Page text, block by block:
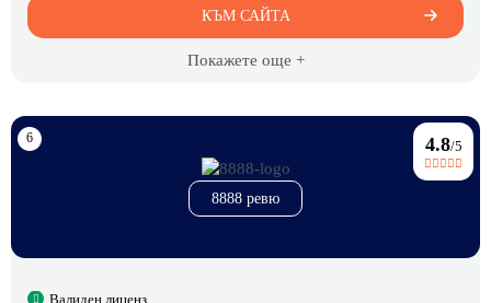
КЪМ САЙТА
Покажете още +
8888 ревю
4.8/5
Валиден лиценз